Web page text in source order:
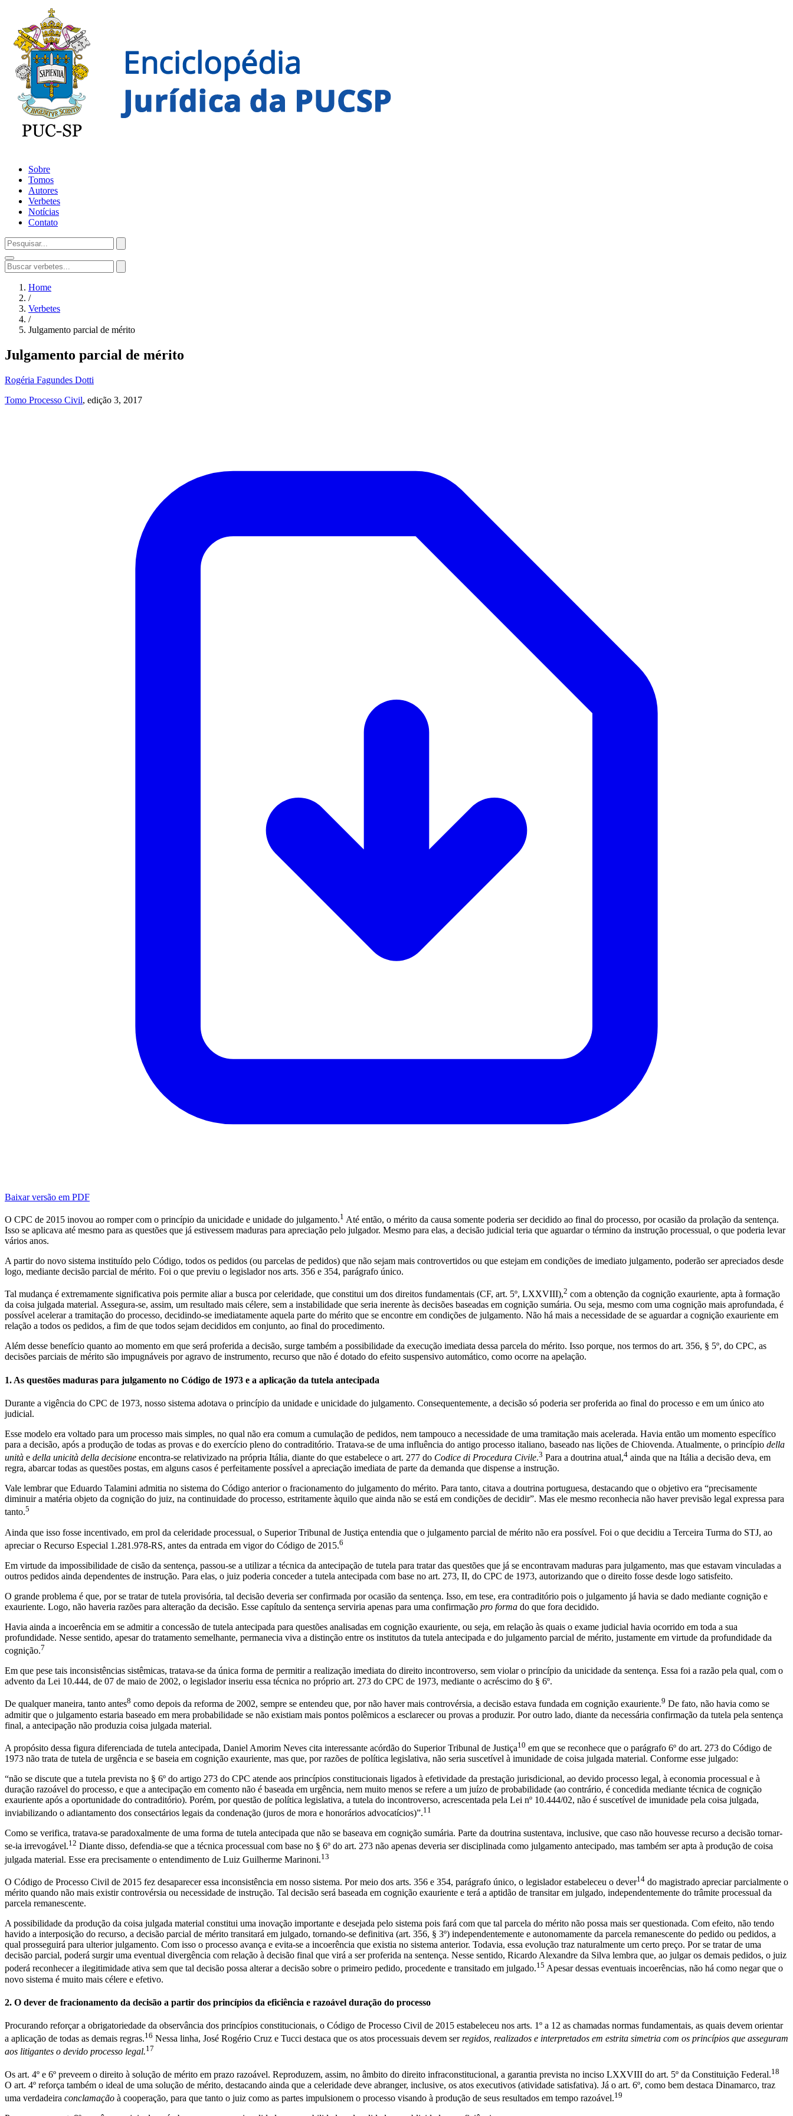
Sobre
Tomos
Autores
Verbetes
Notícias
Contato
Home
/
Verbetes
/
Julgamento parcial de mérito
Julgamento parcial de mérito
Rogéria Fagundes Dotti
Tomo Processo Civil, edição 3, 2017
Baixar versão em PDF
O CPC de 2015 inovou ao romper com o princípio da unicidade e unidade do julgamento.1 Até então, o mérito da causa somente poderia ser decidido ao final do processo, por ocasião da prolação da sentença.
Isso se aplicava até mesmo para as questões que já estivessem maduras para apreciação pelo julgador. Mesmo para elas, a decisão judicial teria que aguardar o término da instrução processual, o que poderia levar
vários anos.
A partir do novo sistema instituído pelo Código, todos os pedidos (ou parcelas de pedidos) que não sejam mais controvertidos ou que estejam em condições de imediato julgamento, poderão ser apreciados desde
logo, mediante decisão parcial de mérito. Foi o que previu o legislador nos arts. 356 e 354, parágrafo único.
Tal mudança é extremamente significativa pois permite aliar a busca por celeridade, que constitui um dos direitos fundamentais (CF, art. 5º, LXXVIII),2 com a obtenção da cognição exauriente, apta à formação
da coisa julgada material. Assegura-se, assim, um resultado mais célere, sem a instabilidade que seria inerente às decisões baseadas em cognição sumária. Ou seja, mesmo com uma cognição mais aprofundada, é
possível acelerar a tramitação do processo, decidindo-se imediatamente aquela parte do mérito que se encontre em condições de julgamento. Não há mais a necessidade de se aguardar a cognição exauriente em
relação a todos os pedidos, a fim de que todos sejam decididos em conjunto, ao final do procedimento.
Além desse benefício quanto ao momento em que será proferida a decisão, surge também a possibilidade da execução imediata dessa parcela do mérito. Isso porque, nos termos do art. 356, § 5º, do CPC, as
decisões parciais de mérito são impugnáveis por agravo de instrumento, recurso que não é dotado do efeito suspensivo automático, como ocorre na apelação.
1. As questões maduras para julgamento no Código de 1973 e a aplicação da tutela antecipada
Durante a vigência do CPC de 1973, nosso sistema adotava o princípio da unidade e unicidade do julgamento. Consequentemente, a decisão só poderia ser proferida ao final do processo e em um único ato
judicial.
Esse modelo era voltado para um processo mais simples, no qual não era comum a cumulação de pedidos, nem tampouco a necessidade de uma tramitação mais acelerada. Havia então um momento específico
para a decisão, após a produção de todas as provas e do exercício pleno do contraditório. Tratava-se de uma influência do antigo processo italiano, baseado nas lições de Chiovenda. Atualmente, o princípio della
unità e della unicità della decisione encontra-se relativizado na própria Itália, diante do que estabelece o art. 277 do Codice di Procedura Civile.3 Para a doutrina atual,4 ainda que na Itália a decisão deva, em
regra, abarcar todas as questões postas, em alguns casos é perfeitamente possível a apreciação imediata de parte da demanda que dispense a instrução.
Vale lembrar que Eduardo Talamini admitia no sistema do Código anterior o fracionamento do julgamento do mérito. Para tanto, citava a doutrina portuguesa, destacando que o objetivo era “precisamente
diminuir a matéria objeto da cognição do juiz, na continuidade do processo, estritamente àquilo que ainda não se está em condições de decidir”. Mas ele mesmo reconhecia não haver previsão legal expressa para
tanto.5
Ainda que isso fosse incentivado, em prol da celeridade processual, o Superior Tribunal de Justiça entendia que o julgamento parcial de mérito não era possível. Foi o que decidiu a Terceira Turma do STJ, ao
apreciar o Recurso Especial 1.281.978-RS, antes da entrada em vigor do Código de 2015.6
Em virtude da impossibilidade de cisão da sentença, passou-se a utilizar a técnica da antecipação de tutela para tratar das questões que já se encontravam maduras para julgamento, mas que estavam vinculadas a
outros pedidos ainda dependentes de instrução. Para elas, o juiz poderia conceder a tutela antecipada com base no art. 273, II, do CPC de 1973, autorizando que o direito fosse desde logo satisfeito.
O grande problema é que, por se tratar de tutela provisória, tal decisão deveria ser confirmada por ocasião da sentença. Isso, em tese, era contraditório pois o julgamento já havia se dado mediante cognição e
exauriente. Logo, não haveria razões para alteração da decisão. Esse capítulo da sentença serviria apenas para uma confirmação pro forma do que fora decidido.
Havia ainda a incoerência em se admitir a concessão de tutela antecipada para questões analisadas em cognição exauriente, ou seja, em relação às quais o exame judicial havia ocorrido em toda a sua
profundidade. Nesse sentido, apesar do tratamento semelhante, permanecia viva a distinção entre os institutos da tutela antecipada e do julgamento parcial de mérito, justamente em virtude da profundidade da
cognição.7
Em que pese tais inconsistências sistêmicas, tratava-se da única forma de permitir a realização imediata do direito incontroverso, sem violar o princípio da unicidade da sentença. Essa foi a razão pela qual, com o
advento da Lei 10.444, de 07 de maio de 2002, o legislador inseriu essa técnica no próprio art. 273 do CPC de 1973, mediante o acréscimo do § 6º.
De qualquer maneira, tanto antes8 como depois da reforma de 2002, sempre se entendeu que, por não haver mais controvérsia, a decisão estava fundada em cognição exauriente.9 De fato, não havia como se
admitir que o julgamento estaria baseado em mera probabilidade se não existiam mais pontos polêmicos a esclarecer ou provas a produzir. Por outro lado, diante da necessária confirmação da tutela pela sentença
final, a antecipação não produzia coisa julgada material.
A propósito dessa figura diferenciada de tutela antecipada, Daniel Amorim Neves cita interessante acórdão do Superior Tribunal de Justiça10 em que se reconhece que o parágrafo 6º do art. 273 do Código de
1973 não trata de tutela de urgência e se baseia em cognição exauriente, mas que, por razões de política legislativa, não seria suscetível à imunidade de coisa julgada material. Conforme esse julgado:
“não se discute que a tutela prevista no § 6º do artigo 273 do CPC atende aos princípios constitucionais ligados à efetividade da prestação jurisdicional, ao devido processo legal, à economia processual e à
duração razoável do processo, e que a antecipação em comento não é baseada em urgência, nem muito menos se refere a um juízo de probabilidade (ao contrário, é concedida mediante técnica de cognição
exauriente após a oportunidade do contraditório). Porém, por questão de política legislativa, a tutela do incontroverso, acrescentada pela Lei nº 10.444/02, não é suscetível de imunidade pela coisa julgada,
inviabilizando o adiantamento dos consectários legais da condenação (juros de mora e honorários advocatícios)”.11
Como se verifica, tratava-se paradoxalmente de uma forma de tutela antecipada que não se baseava em cognição sumária. Parte da doutrina sustentava, inclusive, que caso não houvesse recurso a decisão tornar-
se-ia irrevogável.12 Diante disso, defendia-se que a técnica processual com base no § 6º do art. 273 não apenas deveria ser disciplinada como julgamento antecipado, mas também ser apta à produção de coisa
julgada material. Esse era precisamente o entendimento de Luiz Guilherme Marinoni.13
O Código de Processo Civil de 2015 fez desaparecer essa inconsistência em nosso sistema. Por meio dos arts. 356 e 354, parágrafo único, o legislador estabeleceu o dever14 do magistrado apreciar parcialmente o
mérito quando não mais existir controvérsia ou necessidade de instrução. Tal decisão será baseada em cognição exauriente e terá a aptidão de transitar em julgado, independentemente do trâmite processual da
parcela remanescente.
A possibilidade da produção da coisa julgada material constitui uma inovação importante e desejada pelo sistema pois fará com que tal parcela do mérito não possa mais ser questionada. Com efeito, não tendo
havido a interposição do recurso, a decisão parcial de mérito transitará em julgado, tornando-se definitiva (art. 356, § 3º) independentemente e autonomamente da parcela remanescente do pedido ou pedidos, a
qual prosseguirá para ulterior julgamento. Com isso o processo avança e evita-se a incoerência que existia no sistema anterior. Todavia, essa evolução traz naturalmente um certo preço. Por se tratar de uma
decisão parcial, poderá surgir uma eventual divergência com relação à decisão final que virá a ser proferida na sentença. Nesse sentido, Ricardo Alexandre da Silva lembra que, ao julgar os demais pedidos, o juiz
poderá reconhecer a ilegitimidade ativa sem que tal decisão possa alterar a decisão sobre o primeiro pedido, procedente e transitado em julgado.15 Apesar dessas eventuais incoerências, não há como negar que o
novo sistema é muito mais célere e efetivo.
2. O dever de fracionamento da decisão a partir dos princípios da eficiência e razoável duração do processo
Procurando reforçar a obrigatoriedade da observância dos princípios constitucionais, o Código de Processo Civil de 2015 estabeleceu nos arts. 1º a 12 as chamadas normas fundamentais, as quais devem orientar
a aplicação de todas as demais regras.16 Nessa linha, José Rogério Cruz e Tucci destaca que os atos processuais devem serregidos, realizados e interpretados em estrita simetria com os princípios que asseguram
aos litigantes o devido processo legal.17
Os art. 4º e 6º preveem o direito à solução de mérito em prazo razoável. Reproduzem, assim, no âmbito do direito infraconstitucional, a garantia prevista no inciso LXXVIII do art. 5º da Constituição Federal.18
O art. 4º reforça também o ideal de uma solução de mérito, destacando ainda que a celeridade deve abranger, inclusive, os atos executivos (atividade satisfativa). Já o art. 6º, como bem destaca Dinamarco, traz
uma verdadeira conclamação à cooperação, para que tanto o juiz como as partes impulsionem o processo visando à produção de seus resultados em tempo razoável.19